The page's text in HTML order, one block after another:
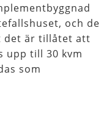
och de
det är tillåtet att
upp till 30 kvm
som